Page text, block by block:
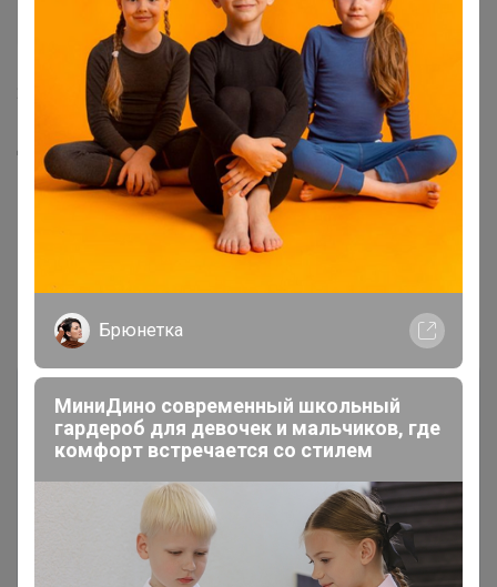
Виртуоз СП
23 апреля, 2020 12:59
Добрый день.Я тоже оплатила.Можно тоже на завтра
на развоз😅
3 4
Чтобы ответить или задать вопрос
необходимо авторизоваться на сайте
Брюнетка
МиниДино современный школьный
гардероб для девочек и мальчиков, где
комфорт встречается со стилем